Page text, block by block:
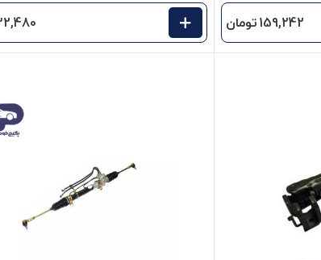
159,242تومان